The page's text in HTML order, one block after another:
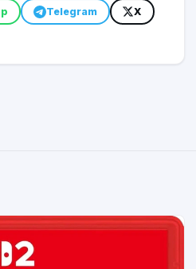
Telegram X